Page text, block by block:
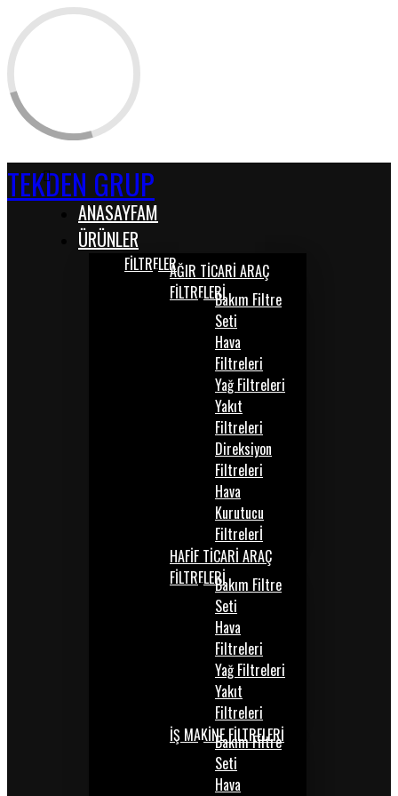
TEKDEN GRUP
ANASAYFAM
ÜRÜNLER
FİLTRELERAĞIR TİCARİ ARAÇ
FİLTRELERİBakım Filtre
Seti
Hava
Filtreleri
Yağ Filtreleri
Yakıt
Filtreleri
Direksiyon
Filtreleri
Hava
Kurutucu
Filtrelerİ
HAFİF TİCARİ ARAÇ
FİLTRELERİBakım Filtre
Seti
Hava
Filtreleri
Yağ Filtreleri
Yakıt
Filtreleri
İŞ MAKİNE FİLTRELERİ
Bakım Filtre
Seti
Hava